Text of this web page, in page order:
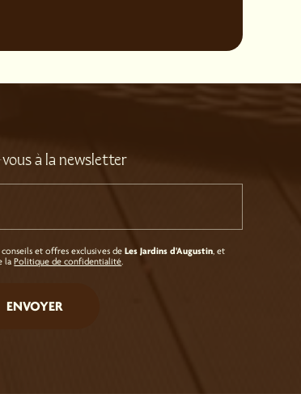
à la newsletter
et offres exclusives deLes Jardins d'Augustin, et
laPolitique de confidentialité.